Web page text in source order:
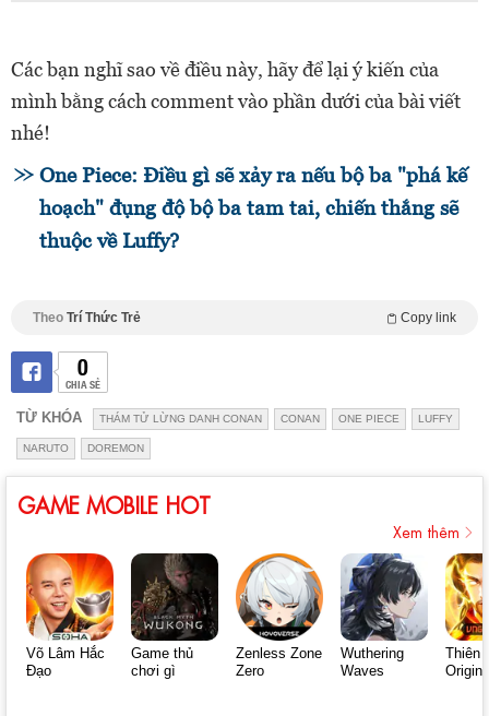
Các bạn nghĩ sao về điều này, hãy để lại ý kiến của
mình bằng cách comment vào phần dưới của bài viết
nhé!
One Piece: Điều gì sẽ xảy ra nếu bộ ba "phá kế
hoạch" đụng độ bộ ba tam tai, chiến thắng sẽ
thuộc về Luffy?
Theo Trí Thức Trẻ Copy link
0
CHIA SẺ
TỪ KHÓA THÁM TỬ LỪNG DANH CONAN CONAN ONE PIECE LUFFY
NARUTO DOREMON
GAME MOBILE HOT
Xem thêm
Võ Lâm Hắc
Đạo
Game thủ
chơi gì
Zenless Zone
Zero
Wuthering
Waves
Thiên
Origin